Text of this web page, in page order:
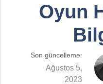
Oyun
Son güncelleme:
Ağustos 5,
2023